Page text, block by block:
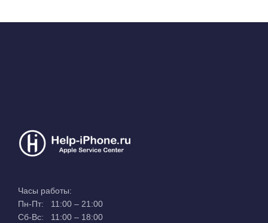
Часы работы:
Пн-Пт: 11:00 – 21:00
Сб-Вс: 11:00 – 18:00